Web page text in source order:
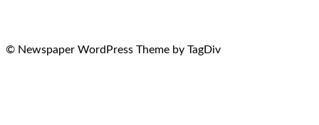
© Newspaper WordPress Theme by TagDiv